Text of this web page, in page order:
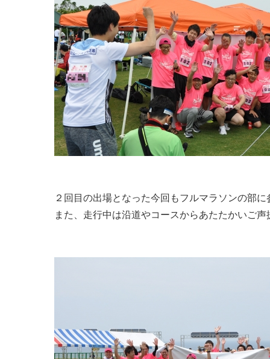
２回目の出場となった今回もフルマラソンの部
また、走行中は沿道やコースからあたたかいご